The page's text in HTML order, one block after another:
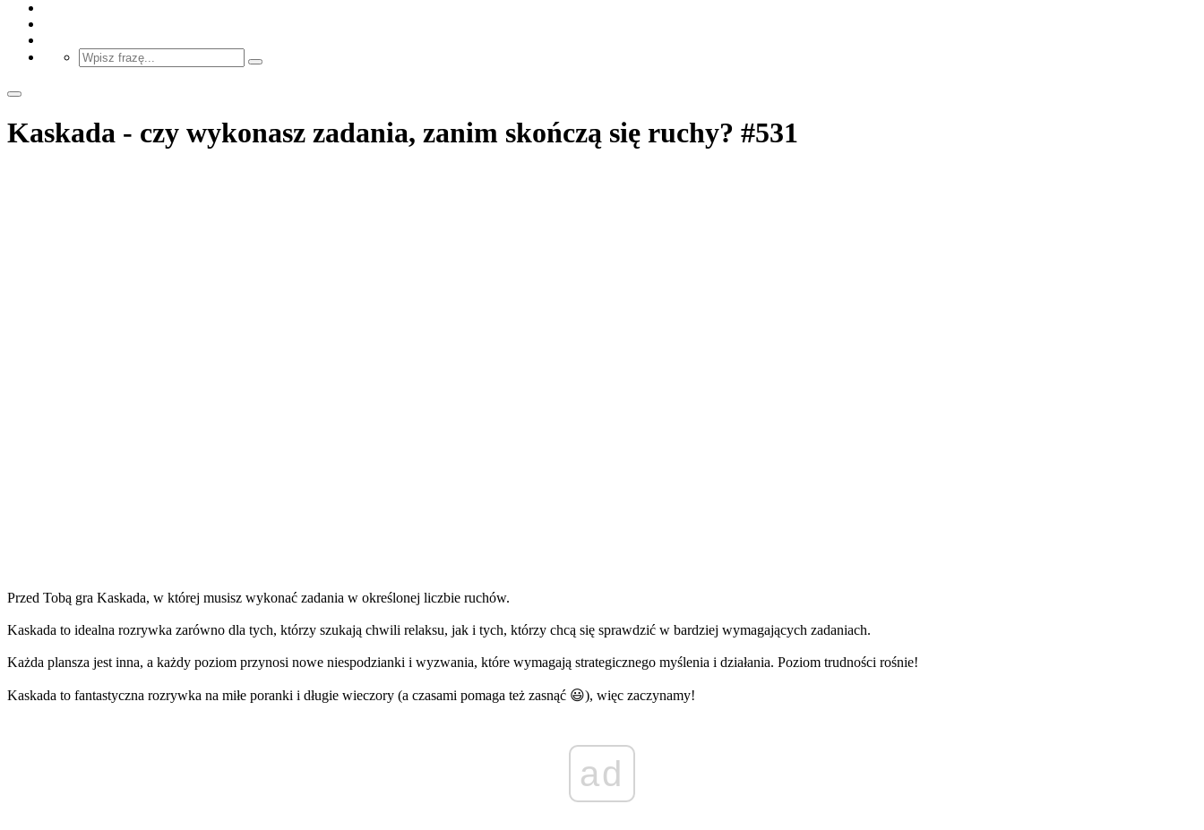
Kaskada - czy wykonasz zadania, zanim skończą się ruchy? #531
Przed Tobą gra Kaskada, w której musisz wykonać zadania w określonej liczbie ruchów.
Kaskada to idealna rozrywka zarówno dla tych, którzy szukają chwili relaksu, jak i tych, którzy chcą się sprawdzić w bardziej wymagających zadaniach.
Każda plansza jest inna, a każdy poziom przynosi nowe niespodzianki i wyzwania, które wymagają strategicznego myślenia i działania. Poziom trudności rośnie!
Kaskada to fantastyczna rozrywka na miłe poranki i długie wieczory (a czasami pomaga też zasnąć 😃), więc zaczynamy!
ad